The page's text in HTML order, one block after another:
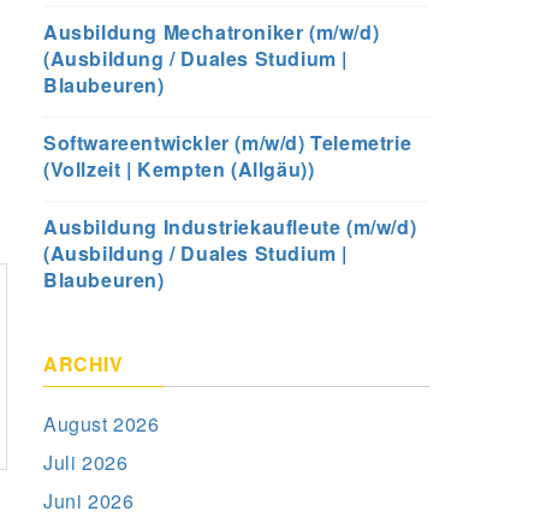
Ausbildung Mechatroniker (m/w/d)
(Ausbildung / Duales Studium |
Blaubeuren)
Softwareentwickler (m/w/d) Telemetrie
(Vollzeit | Kempten (Allgäu))
Ausbildung Industriekaufleute (m/w/d)
(Ausbildung / Duales Studium |
Blaubeuren)
ARCHIV
August 2026
Juli 2026
Juni 2026